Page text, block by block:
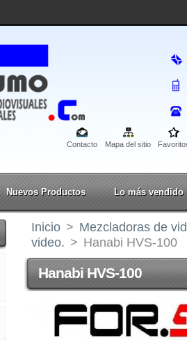
Contacto Mapa del sitio
Nuevos Productos Lo más vendido
Inicio > Mezcladoras de
video. > Hanabi HVS-100
Hanabi HVS-100